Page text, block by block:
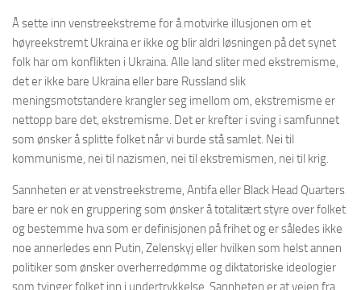
Å sette inn venstreekstreme for å motvirke illusjonen om et
høyreekstremt Ukraina er ikke og blir aldri løsningen på det synet
folk har om konflikten i Ukraina. Alle land sliter med ekstremisme,
det er ikke bare Ukraina eller bare Russland slik
meningsmotstandere krangler seg imellom om, ekstremisme er
nettopp bare det, ekstremisme. Det er krefter i sving i samfunnet
som ønsker å splitte folket når vi burde stå samlet. Nei til
kommunisme, nei til nazismen, nei til ekstremismen, nei til krig.
Sannheten er at venstreekstreme, Antifa eller Black Head Quarters
bare er nok en gruppering som ønsker å totalitært styre over folket
og bestemme hva som er definisjonen på frihet og er således ikke
noe annerledes enn Putin, Zelenskyj eller hvilken som helst annen
politiker som ønsker overherredømme og diktatoriske ideologier
som tvinger folket inn i undertrykkelse. Sannheten er at veien fra